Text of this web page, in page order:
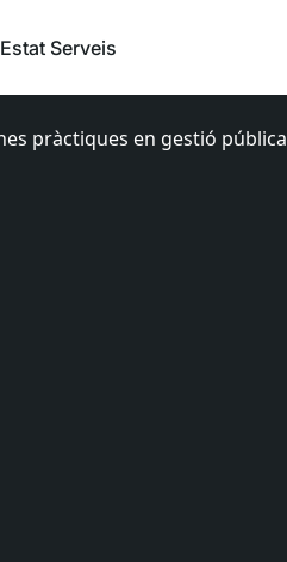
Estat Serveis
pràctiques en gestió pública